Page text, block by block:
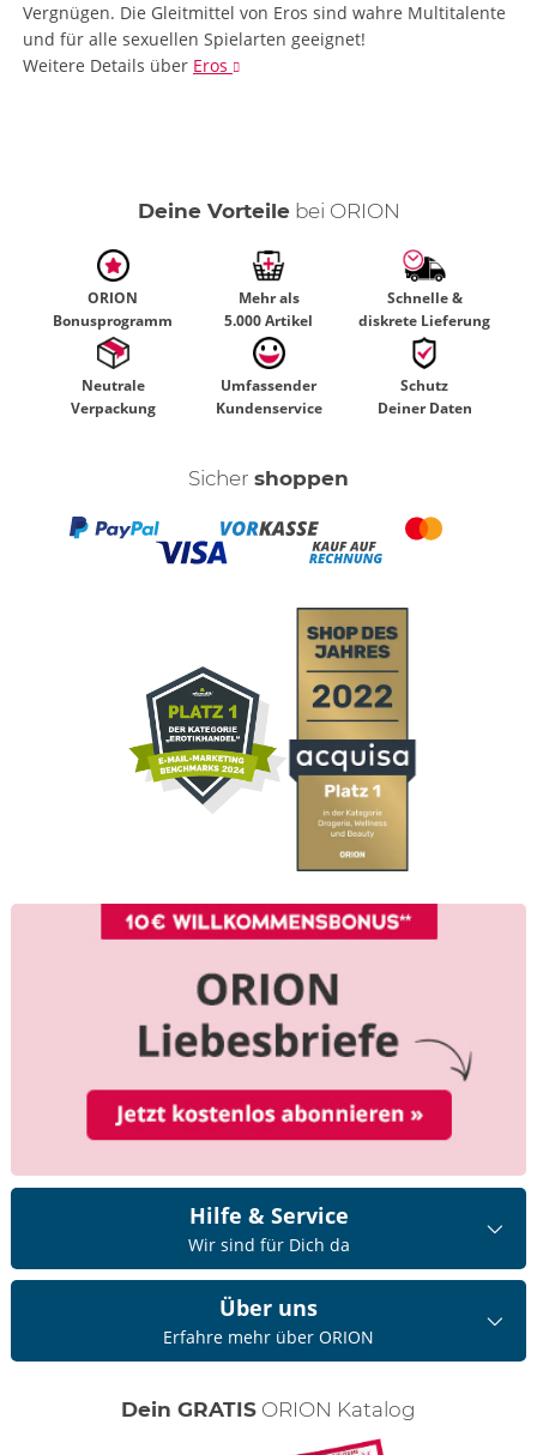
Vergnügen. Die Gleitmittel von Eros sind wahre Multitalente
und für alle sexuellen Spielarten geeignet!
Weitere Details über Eros
Deine Vorteilebei ORION
ORION
Bonusprogramm
Mehr als
5.000 Artikel
Schnelle &
diskrete Lieferung
Neutrale
Verpackung
Umfassender
Kundenservice
Schutz
Deiner Daten
Sicher shoppen
Hilfe & Service
Wir sind für Dich da
Über uns
Erfahre mehr über ORION
Dein GRATIS ORION Katalog